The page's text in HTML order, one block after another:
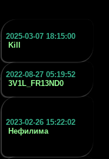
2025-03-07 18:15:00
Kill
2022-08-27 05:19:52
3V1L_FR13ND0
2023-02-26 15:22:02
Нефилима